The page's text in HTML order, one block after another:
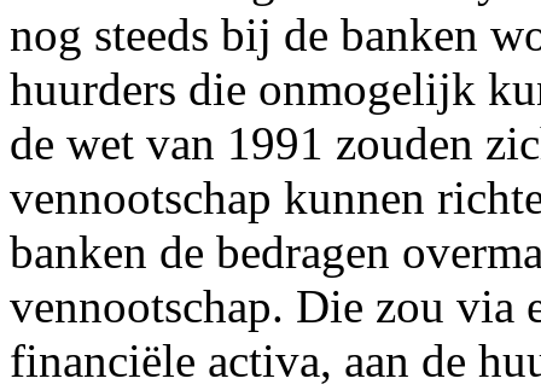
nog steeds bij de banken
huurders die onmogelijk
de wet van 1991 zouden
vennootschap kunnen
banken de bedragen
vennootschap. Die zou via
financiële activa, aan de